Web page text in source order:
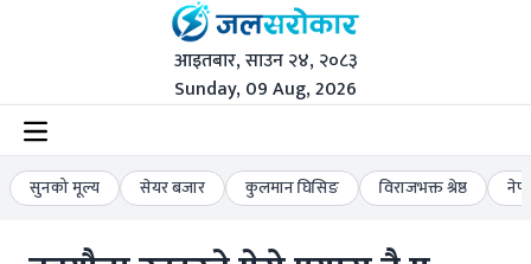
आइतबार, साउन २४, २०८३
Sunday, 09 Aug, 2026
सुनको मूल्य सेयर बजार कुलमान घिसिङ विराजभक्त श्रेष्ठ